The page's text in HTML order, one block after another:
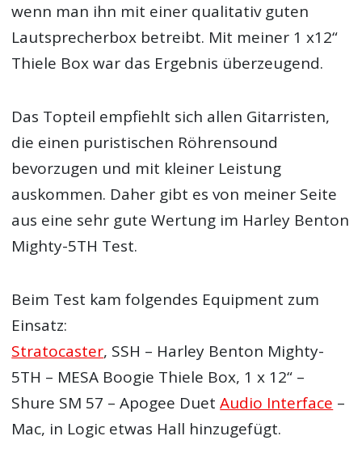
wenn man ihn mit einer qualitativ guten
Lautsprecherbox betreibt. Mit meiner 1 x12“
Thiele Box war das Ergebnis überzeugend.
Das Topteil empfiehlt sich allen Gitarristen,
die einen puristischen Röhrensound
bevorzugen und mit kleiner Leistung
auskommen. Daher gibt es von meiner Seite
aus eine sehr gute Wertung im Harley Benton
Mighty-5TH Test.
Beim Test kam folgendes Equipment zum
Einsatz:
Stratocaster, SSH – Harley Benton Mighty-
5TH – MESA Boogie Thiele Box, 1 x 12“ –
Shure SM 57 – Apogee DuetAudio Interface –
Mac, in Logic etwas Hall hinzugefügt.